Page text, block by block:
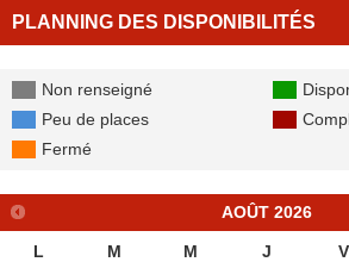
PLANNING DES DISPONIBILITÉS
Non renseigné
Peu de places
Fermé
AOÛT 2026
L M M J V